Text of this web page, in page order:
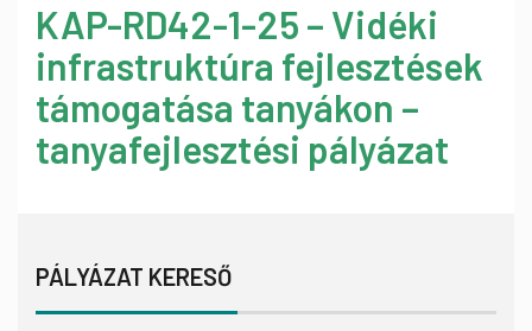
KAP-RD42-1-25 – Vidéki
infrastruktúra fejlesztések
támogatása tanyákon –
tanyafejlesztési pályázat
PÁLYÁZAT KERESŐ